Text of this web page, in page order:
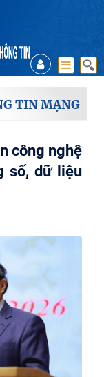
TIN MẠNG
công nghệ
số, dữ liệu